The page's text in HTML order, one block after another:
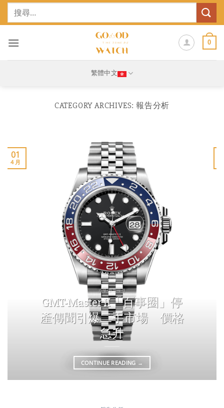
Skip
鍵
0
繁體中文
CATEGORY ARCHIVES: 報告分析
市場/新聞報導
GMT-Master II「百事圈」停
產傳聞引爆二手市場 價格
急升
CONTINUE READING →
01
4 月